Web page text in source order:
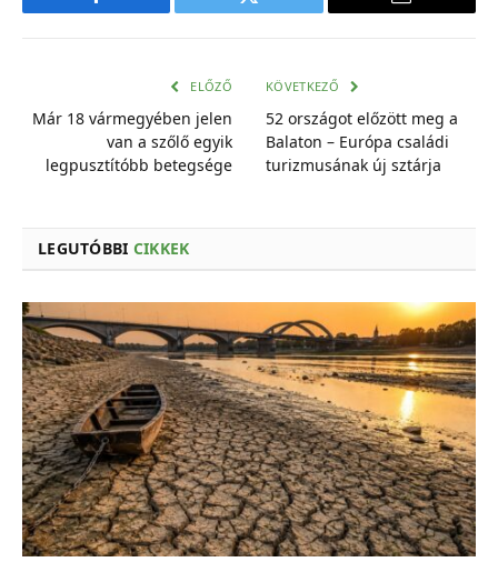
Facebook Twitter
E-
ELŐZŐ
Már 18 vármegyében jelen
van a szőlő egyik
legpusztítóbb betegsége
KÖVETKEZŐ
52 országot előzött meg a
Balaton – Európa családi
turizmusának új sztárja
LEGUTÓBBI CIKKEK